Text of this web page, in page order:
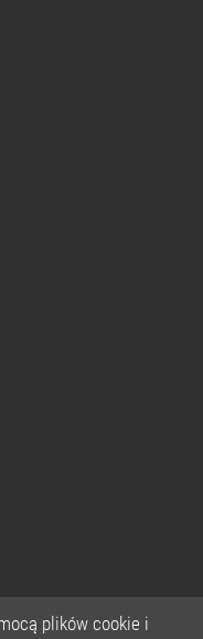
plików cookie i